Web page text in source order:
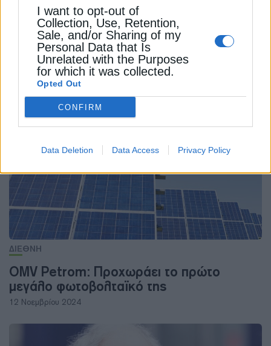
I want to opt-out of
Collection, Use, Retention,
Sale, and/or Sharing of my
Personal Data that Is
Unrelated with the Purposes
for which it was collected.
Opted Out
CONFIRM
Data Deletion Data Access Privacy Policy
ΠΕΤΡΕΛΑΙΟ
Πετρέλαιο: Μικρές μεταβολές, στο
επίκεντρο η γεωπολιτική
28 Αυγούστου 2024
ΔΙΕΘΝΗ
OMV Petrom: Προχωράει το πρώτο
μεγάλο φωτοβολταϊκό της
12 Νοεμβρίου 2024